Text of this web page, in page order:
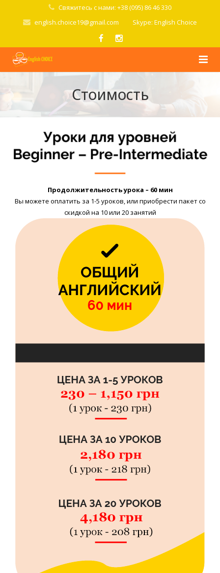
Свяжитесь с нами: +38 (095) 86 46 330
english.choice19@gmail.com
Skype: English Choice
О школе
Стоимость
Попробовать
Стоимость
Продолжительность урока – 60 мин
Вы можете оплатить за 1-5 уроков, или приобрести пакет со
скидкой на 10 или 20 занятий